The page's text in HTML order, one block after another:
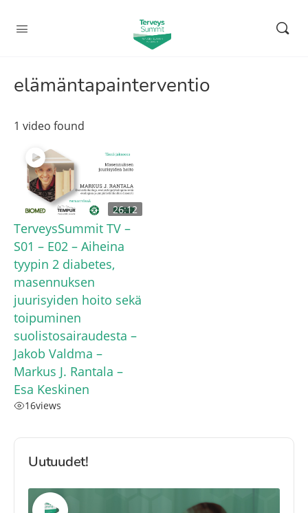
elämäntapainterventio
1 video found
26:12
TerveysSummit TV –
S01 – E02 – Aiheina
tyypin 2 diabetes,
masennuksen
juurisyiden hoito sekä
toipuminen
suolistosairaudesta –
Jakob Valdma –
Markus J. Rantala –
Esa Keskinen
16views
Uutuudet!